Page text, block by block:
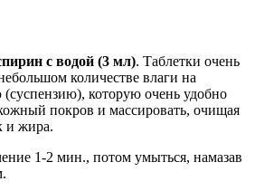
с водой (3 мл). Таблетки очень
количестве влаги на
которую очень удобно
покров и массировать, очищая
и жира.
1-2 мин., потом умыться, намазав